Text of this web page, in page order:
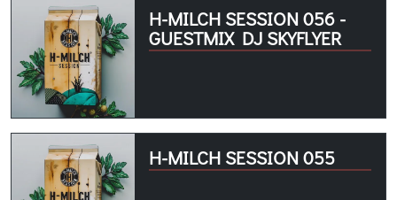
H-MILCH SESSION 056 -
GUESTMIX DJ SKYFLYER
H-MILCH SESSION 055